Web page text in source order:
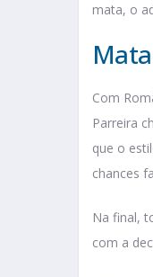
mata, o
Com
Parreira
que o
chances
Na final,
com a